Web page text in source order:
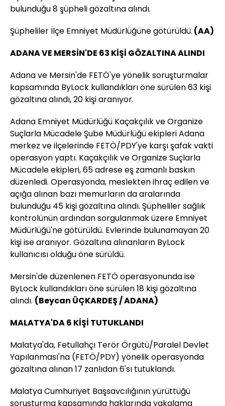
bulunduğu 8 şüpheli gözaltına alındı.
Şüpheliler İlçe Emniyet Müdürlüğüne götürüldü. (AA)
ADANA VE MERSİN'DE 63 KİŞİ GÖZALTINA ALINDI
Adana ve Mersin'de FETÖ'ye yönelik soruşturmalar
kapsamında ByLock kullandıkları öne sürülen 63 kişi
gözaltına alındı, 20 kişi aranıyor.
Adana Emniyet Müdürlüğü Kaçakçılık ve Organize
Suçlarla Mücadele Şube Müdürlüğü ekipleri Adana
merkez ve ilçelerinde FETÖ/PDY'ye karşı şafak vakti
operasyon yaptı. Kaçakçılık ve Organize Suçlarla
Mücadele ekipleri, 65 adrese eş zamanlı baskın
düzenledi. Operasyonda, meslekten ihraç edilen ve
açığa alınan bazı memurların da aralarında
bulunduğu 45 kişi gözaltına alındı. Şüpheliler sağlık
kontrolünün ardından sorgulanmak üzere Emniyet
Müdürlüğü'ne götürüldü. Evlerinde bulunamayan 20
kişi ise aranıyor. Gözaltına alınanların ByLock
kullanıcısı olduğu öne sürüldü.
Mersin'de düzenlenen FETÖ operasyonunda ise
ByLock kullandıkları öne sürülen 18 kişi gözaltına
alındı. (Beycan ÜÇKARDEŞ / ADANA)
MALATYA'DA 6 KİŞİ TUTUKLANDI
Malatya'da, Fetullahçı Terör Örgütü/Paralel Devlet
Yapılanması'na (FETÖ/PDY) yönelik operasyonda
gözaltına alınan 17 zanlıdan 6'sı tutuklandı.
Malatya Cumhuriyet Başsavcılığının yürüttüğü
soruşturma kapsamında haklarında yakalama